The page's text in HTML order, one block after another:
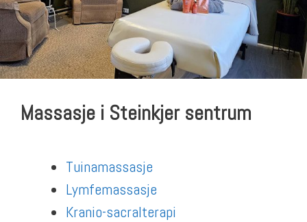
Massasje i Steinkjer sentrum
Tuinamassasje
Lymfemassasje
Kranio-sacralterapi